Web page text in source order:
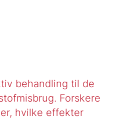
behandling til de
Forskere
hvilke effekter